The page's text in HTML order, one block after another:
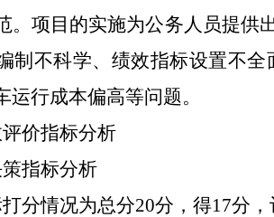
。项目的实施为公务人员提供
制不科学、绩效指标设置不
运行成本偏高等问题。
价指标分析
策指标分析
分情况为总分20分，得17分